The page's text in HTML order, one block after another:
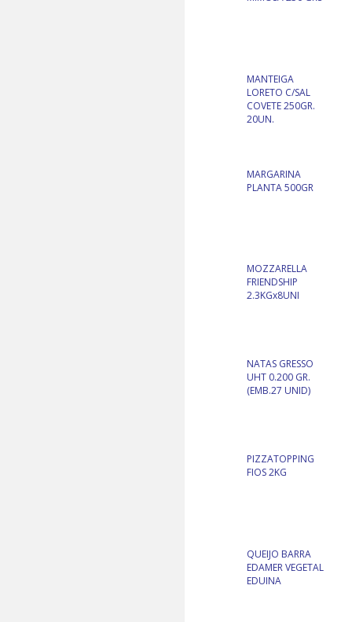
MANTEIGA
LORETO C/SAL
COVETE 250GR.
20UN.
MARGARINA
PLANTA 500GR
MOZZARELLA
FRIENDSHIP
2.3KGx8UNI
NATAS GRESSO
UHT 0.200 GR.
(EMB.27 UNID)
PIZZATOPPING
FIOS 2KG
QUEIJO BARRA
EDAMER VEGETAL
EDUINA